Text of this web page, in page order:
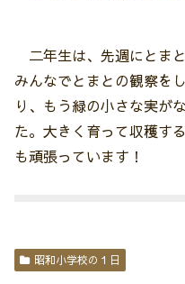
二年生は、先週にとま
みんなでとまとの観察を
り、もう緑の小さな実が
た。大きく育って収穫す
も頑張っています！
昭和小学校の１日